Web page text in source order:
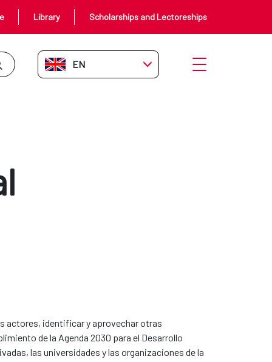
Library Scholarships and Lectoreships
EN-GB Open menu
actores, identificar y aprovechar otras
de la Agenda 2030 para el Desarrollo
las universidades y las organizaciones de la